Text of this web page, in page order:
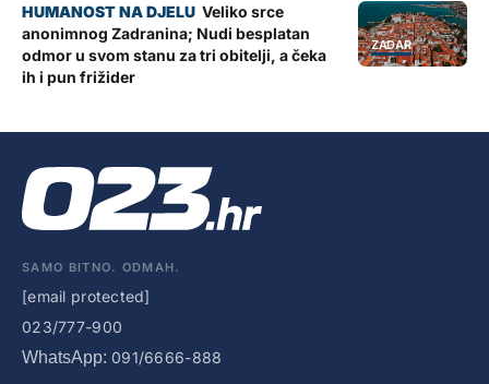
ZADAR
Veliko srce
anonimnog Zadranina; Nudi besplatan
odmor u svom stanu za tri obitelji, a čeka
ih i pun frižider
SAMO BITNO. ODMAH.
[email protected]
023/777-900
WhatsApp: 091/6666-888